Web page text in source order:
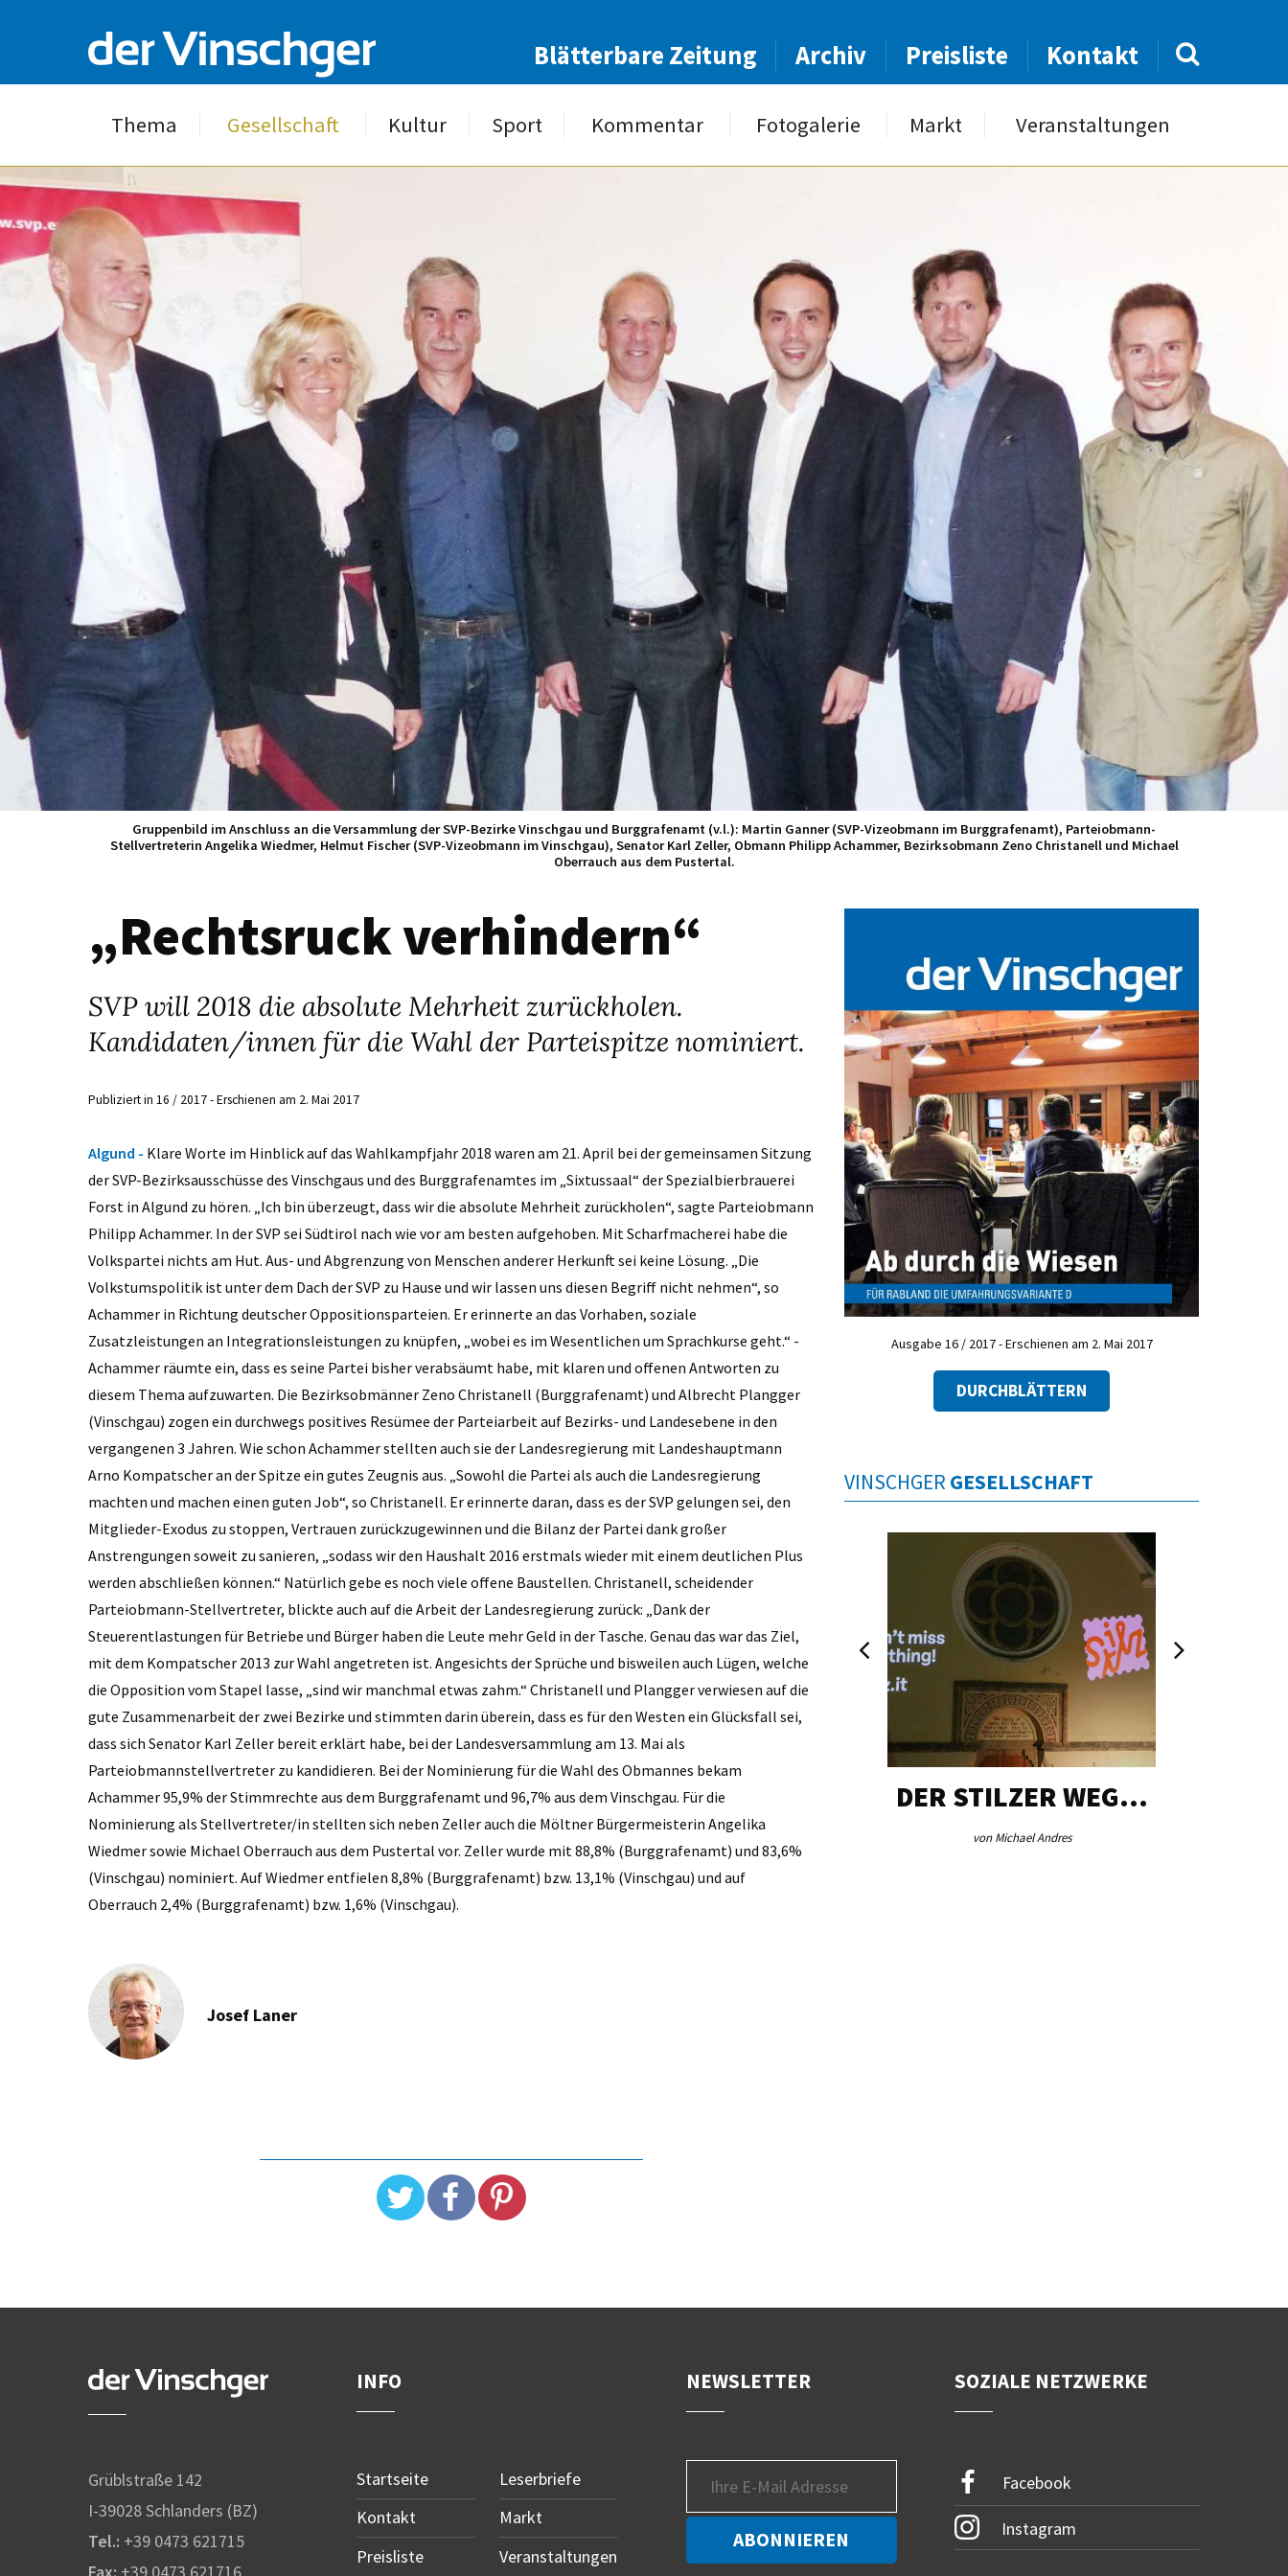
Blätterbare Zeitung Archiv Preisliste Kontakt
Thema Gesellschaft Kultur Sport Kommentar Fotogalerie Markt Veranstaltungen
Gruppenbild im Anschluss an die Versammlung der SVP-Bezirke Vinschgau und Burggrafenamt (v.l.): Martin Ganner (SVP-Vizeobmann im Burggrafenamt), Parteiobmann-
Stellvertreterin Angelika Wiedmer, Helmut Fischer (SVP-Vizeobmann im Vinschgau), Senator Karl Zeller, Obmann Philipp Achammer, Bezirksobmann Zeno Christanell und Michael
Oberrauch aus dem Pustertal.
„Rechtsruck verhindern“
SVP will 2018 die absolute Mehrheit zurückholen.
Kandidaten/innen für die Wahl der Parteispitze nominiert.
Publiziert in 16 / 2017 - Erschienen am 2. Mai 2017
Algund - Klare Worte im Hinblick auf das Wahlkampfjahr 2018 waren am 21. April bei der gemeinsamen Sitzung
der SVP-Bezirksausschüsse des Vinschgaus und des Burggrafenamtes im ­„Sixtussaal“ der Spezialbierbrauerei
Forst in Algund zu hören. „Ich bin überzeugt, dass wir die absolute Mehrheit zurückholen“, sagte Parteiobmann
Philipp Achammer. In der SVP sei Südtirol nach wie vor am besten aufgehoben. Mit Scharfmacherei habe die
Volkspartei nichts am Hut. Aus- und Abgrenzung von Menschen anderer Herkunft sei keine Lösung. „Die
Volkstumspolitik ist unter dem Dach der SVP zu Hause und wir lassen uns diesen Begriff nicht nehmen“, so
Achammer in Richtung deutscher Oppositionsparteien. Er erinnerte an das Vorhaben, soziale
Zusatzleistungen an Integrationsleistungen zu knüpfen, „wobei es im Wesentlichen um Sprachkurse geht.“ ­
Achammer räumte ein, dass es seine Partei bisher verabsäumt habe, mit klaren und offenen Antworten zu
diesem Thema aufzuwarten. Die Bezirksobmänner Zeno Christanell (Burggrafenamt) und Albrecht Plangger
(Vinschgau) zogen ein durchwegs positives Resümee der Parteiarbeit auf Bezirks- und Landesebene in den
vergangenen 3 Jahren. Wie schon Achammer stellten auch sie der Landesregierung mit Landeshauptmann
Arno Kompatscher an der Spitze ein gutes Zeugnis aus. „Sowohl die Partei als auch die Landesregierung
machten und machen einen guten Job“, so Christanell. Er erinnerte daran, dass es der SVP gelungen sei, den
Mitglieder-Exodus zu stoppen, Vertrauen zurückzugewinnen und die Bilanz der Partei dank großer
Anstrengungen soweit zu sanieren, „sodass wir den Haushalt 2016 erstmals wieder mit einem deutlichen Plus
werden abschließen können.“ Natürlich gebe es noch viele offene Baustellen. Christanell, scheidender
Parteiobmann-Stellvertreter, blickte auch auf die Arbeit der Landesregierung zurück: „Dank der
Steuerentlastungen für Betriebe und Bürger haben die Leute mehr Geld in der Tasche. Genau das war das Ziel,
mit dem Kompatscher 2013 zur Wahl angetreten ist. Angesichts der Sprüche und bisweilen auch Lügen, welche
die Opposition vom Stapel lasse, „sind wir manchmal etwas zahm.“ Christanell und Plangger verwiesen auf die
gute Zusammenarbeit der zwei Bezirke und stimmten darin überein, dass es für den Westen ein Glücksfall sei,
dass sich Senator Karl Zeller bereit erklärt habe, bei der Landesversammlung am 13. Mai als
Parteiobmannstellvertreter zu kandidieren. Bei der Nominierung für die Wahl des Obmannes bekam
Achammer 95,9% der Stimmrechte aus dem Burggrafenamt und 96,7% aus dem Vinschgau. Für die
Nominierung als Stellvertreter/in stellten sich neben Zeller auch die Möltner Bürgermeisterin Angelika
Wiedmer sowie Michael Oberrauch aus dem Pustertal vor. Zeller wurde mit 88,8% (Burggrafenamt) und 83,6%
(Vinschgau) nominiert. Auf Wiedmer entfielen 8,8% (Burggrafenamt) bzw. 13,1% (Vinschgau) und auf
Oberrauch 2,4% (Burggrafenamt) bzw. 1,6% (Vinschgau).
Josef Laner
Ausgabe 16 / 2017 - Erschienen am 2. Mai 2017
DURCHBLÄTTERN
VINSCHGER GESELLSCHAFT
DER STILZER WEG…
von Michael Andres
Grüblstraße 142
I-39028 Schlanders (BZ)
Tel.: +39 0473 621715
Fax: +39 0473 621716
INFO
Startseite
Kontakt
Preisliste
Leserbriefe
Markt
Veranstaltungen
NEWSLETTER SOZIALE NETZWERKE
Facebook
Instagram